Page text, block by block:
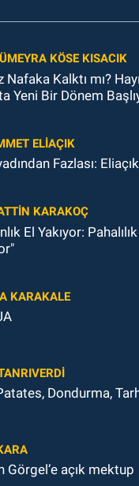
KÖSE KISACIK
Nafaka Kalktı mı?
Yeni Bir Dönem
ELİAÇIK
Fazlası: Eliaçık
KARAKOÇ
El Yakıyor:
KARAKALE
Dondurma,
Görgel’e açık mektup